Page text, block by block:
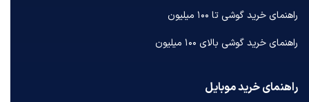
راهنمای خرید گوشی تا ۱۰۰ میلیون
راهنمای خرید گوشی بالای ۱۰۰ میلیون
راهنمای خرید موبایل